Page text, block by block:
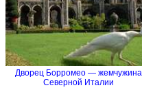
Дворец Борромео — жемчужина
Северной Италии